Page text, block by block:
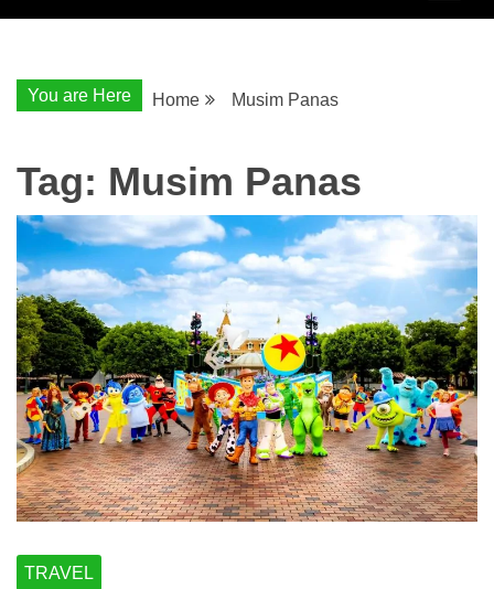
You are Here Home Musim Panas
Tag: Musim Panas
TRAVEL